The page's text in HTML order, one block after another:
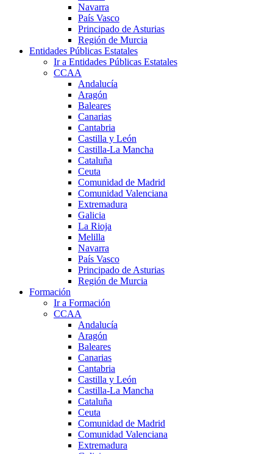
Navarra
País Vasco
Principado de Asturias
Región de Murcia
Entidades Públicas Estatales
Ir a Entidades Públicas Estatales
CCAA
Andalucía
Aragón
Baleares
Canarias
Cantabria
Castilla y León
Castilla-La Mancha
Cataluña
Ceuta
Comunidad de Madrid
Comunidad Valenciana
Extremadura
Galicia
La Rioja
Melilla
Navarra
País Vasco
Principado de Asturias
Región de Murcia
Formación
Ir a Formación
CCAA
Andalucía
Aragón
Baleares
Canarias
Cantabria
Castilla y León
Castilla-La Mancha
Cataluña
Ceuta
Comunidad de Madrid
Comunidad Valenciana
Extremadura